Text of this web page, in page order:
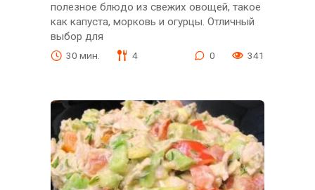
полезное блюдо из свежих овощей, такое
как капуста, морковь и огурцы. Отличный
выбор для
30 мин. 4 0 341